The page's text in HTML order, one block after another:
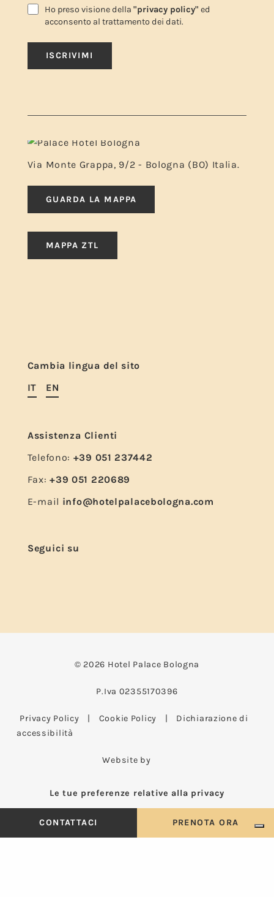
Ho preso visione della "privacy policy" ed
acconsento al trattamento dei dati.
Via Monte Grappa, 9/2 - Bologna (BO) Italia.
GUARDA LA MAPPA
MAPPA ZTL
Cambia lingua del sito
IT
EN
Assistenza Clienti
Telefono: +39 051 237442
Fax:+39 051 220689
E-mail info@hotelpalacebologna.com
Seguici su
© 2026 Hotel Palace Bologna
P.Iva 02355170396
Privacy Policy | Cookie Policy |
Dichiarazione di
accessibilità
Website by
Le tue preferenze relative alla privacy
CIR 037006-AL-00036 CIN IT037006A1KK25KQTI
CONTATTACI PRENOTA ORA